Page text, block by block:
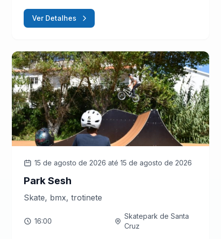
Ver Detalhes
15 de agosto de 2026 até 15 de agosto de 2026
Park Sesh
Skate, bmx, trotinete
16:00
Skatepark de Santa
Cruz